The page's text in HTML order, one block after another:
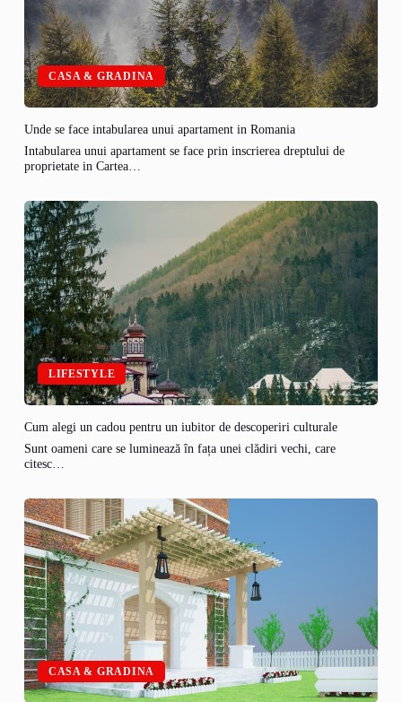
CASA & GRADINA
Unde se face intabularea unui apartament in Romania
Intabularea unui apartament se face prin inscrierea dreptului de
proprietate in Cartea…
LIFESTYLE
Cum alegi un cadou pentru un iubitor de descoperiri culturale
Sunt oameni care se luminează în fața unei clădiri vechi, care
citesc…
CASA & GRADINA